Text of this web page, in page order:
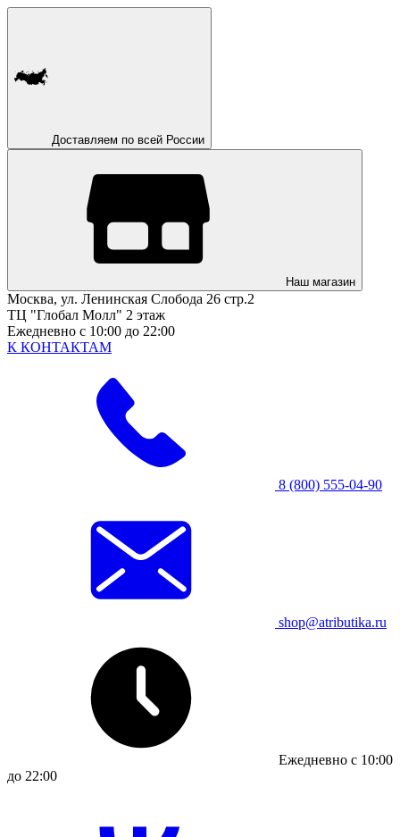
Доставляем по всей России
Наш магазин
Москва, ул. Ленинская Слобода 26 стр.2
ТЦ "Глобал Молл" 2 этаж
Ежедневно с 10:00 до 22:00
К КОНТАКТАМ
8 (800) 555-04-90
shop@atributika.ru
Ежедневно с 10:00
до 22:00